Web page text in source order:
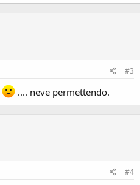
#3
.... neve permettendo.
#4